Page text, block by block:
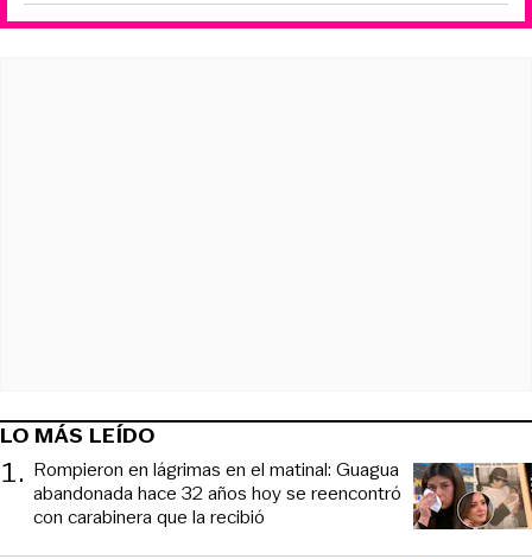
LO MÁS LEÍDO
1. Rompieron en lágrimas en el matinal: Guagua
abandonada hace 32 años hoy se reencontró
con carabinera que la recibió